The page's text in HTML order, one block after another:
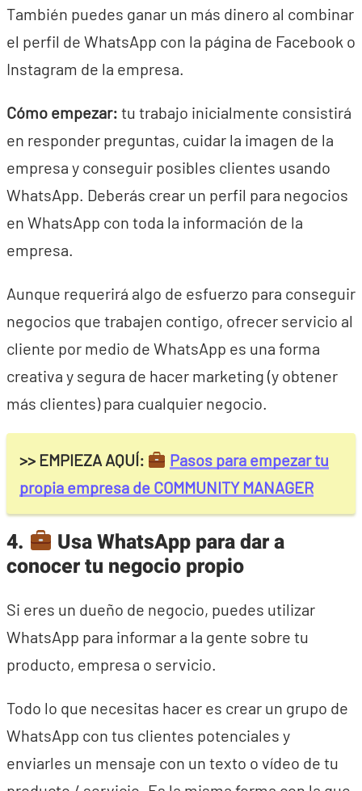
También puedes ganar un más dinero al combinar
el perfil de WhatsApp con la página de Facebook o
Instagram de la empresa.
Cómo empezar: tu trabajo inicialmente consistirá
en responder preguntas, cuidar la imagen de la
empresa y conseguir posibles clientes usando
WhatsApp. Deberás crear un perfil para negocios
en WhatsApp con toda la información de la
empresa.
Aunque requerirá algo de esfuerzo para conseguir
negocios que trabajen contigo, ofrecer servicio al
cliente por medio de WhatsApp es una forma
creativa y segura de hacer marketing (y obtener
más clientes) para cualquier negocio.
>> EMPIEZA AQUÍ:
Pasos para empezar tu
propia empresa de COMMUNITY MANAGER
4.
Usa WhatsApp para dar a
conocer tu negocio propio
Si eres un dueño de negocio, puedes utilizar
WhatsApp para informar a la gente sobre tu
producto, empresa o servicio.
Todo lo que necesitas hacer es crear un grupo de
WhatsApp con tus clientes potenciales y
enviarles un mensaje con un texto o vídeo de tu